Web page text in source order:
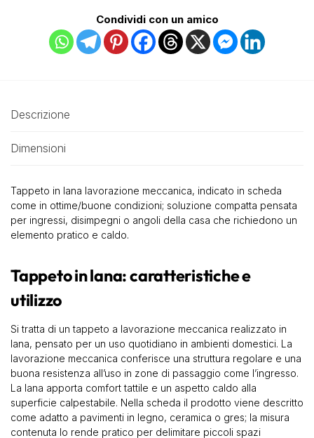
Condividi con un amico
Descrizione
Dimensioni
Tappeto in lana lavorazione meccanica, indicato in scheda
come in ottime/buone condizioni; soluzione compatta pensata
per ingressi, disimpegni o angoli della casa che richiedono un
elemento pratico e caldo.
Tappeto in lana: caratteristiche e
utilizzo
Si tratta di un tappeto a lavorazione meccanica realizzato in
lana, pensato per un uso quotidiano in ambienti domestici. La
lavorazione meccanica conferisce una struttura regolare e una
buona resistenza all’uso in zone di passaggio come l’ingresso.
La lana apporta comfort tattile e un aspetto caldo alla
superficie calpestabile. Nella scheda il prodotto viene descritto
come adatto a pavimenti in legno, ceramica o gres; la misura
contenuta lo rende pratico per delimitare piccoli spazi